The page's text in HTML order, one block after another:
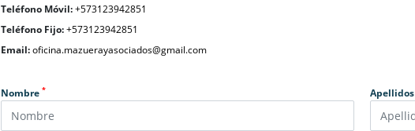
Teléfono Móvil:+573123942851
Teléfono Fijo:+573123942851
Email:oficina.mazuerayasociados@gmail.com
Nombre* Apellidos